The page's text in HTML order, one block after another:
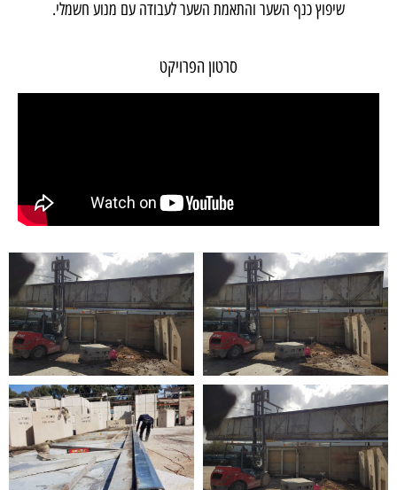
שיפוץ כנף השער והתאמת השער לעבודה עם מנוע חשמלי.
סרטון הפרויקט